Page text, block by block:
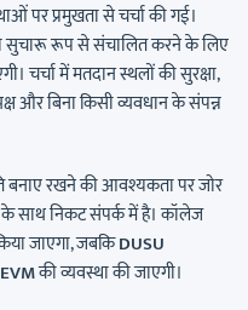
पर प्रमुखता से चर्चा की गई।
सुचारू रूप से संचालित करने के लिए
चर्चा में मतदान स्थलों की सुरक्षा,
और बिना किसी व्यवधान के संपन्न
बनाए रखने की आवश्यकता पर जोर
साथ निकट संपर्क में है। कॉलेज
जाएगा, जबकिDUSU
EVMकी व्यवस्था की जाएगी।